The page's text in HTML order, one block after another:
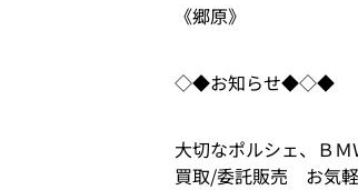
《郷原》
◇◆お知らせ◆◇◆
大切なポルシェ、Ｂ
買取/委託販売 お気軽